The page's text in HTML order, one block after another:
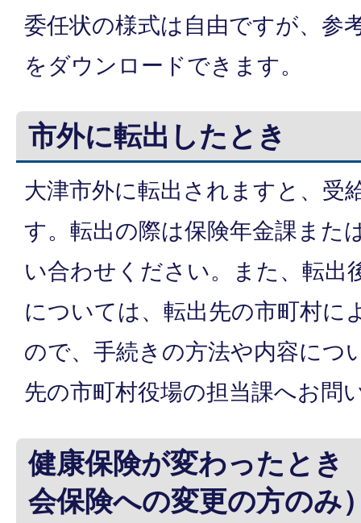
委任状の様式は自由ですが、参
をダウンロードできます。
市外に転出したとき
大津市外に転出されますと、受
す。転出の際は保険年金課また
い合わせください。また、転出
については、転出先の市町村に
ので、手続きの方法や内容につ
先の市町村役場の担当課へお問
健康保険が変わったとき
会保険への変更の方のみ